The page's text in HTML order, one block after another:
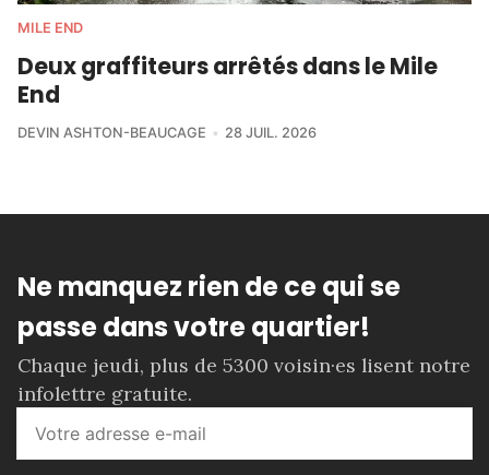
MILE END
Deux graffiteurs arrêtés dans le Mile
End
DEVIN ASHTON-BEAUCAGE 28 JUIL. 2026
Ne manquez rien de ce qui se
passe dans votre quartier!
Chaque jeudi, plus de 5300 voisin·es lisent notre
infolettre gratuite.